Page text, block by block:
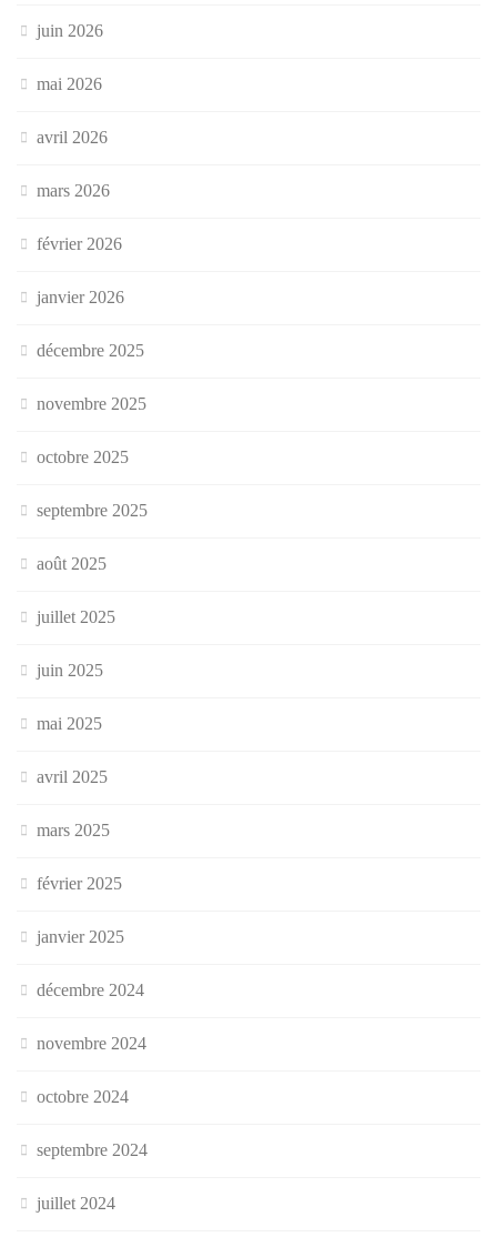
juin 2026
mai 2026
avril 2026
mars 2026
février 2026
janvier 2026
décembre 2025
novembre 2025
octobre 2025
septembre 2025
août 2025
juillet 2025
juin 2025
mai 2025
avril 2025
mars 2025
février 2025
janvier 2025
décembre 2024
novembre 2024
octobre 2024
septembre 2024
juillet 2024